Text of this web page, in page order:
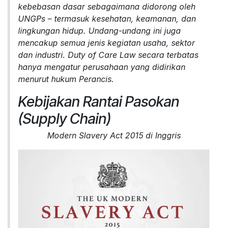
kebebasan dasar sebagaimana didorong oleh
UNGPs – termasuk kesehatan, keamanan, dan
lingkungan hidup. Undang-undang ini juga
mencakup semua jenis kegiatan usaha, sektor
dan industri. Duty of Care Law secara terbatas
hanya mengatur perusahaan yang didirikan
menurut hukum Perancis.
Kebijakan Rantai Pasokan
(Supply Chain)
Modern Slavery Act 2015 di Inggris